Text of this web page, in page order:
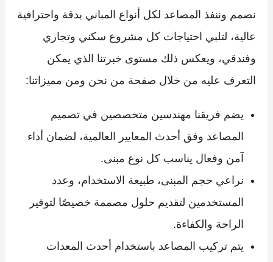
نصمم وننفذ المصاعد لكل أنواع المباني بدقة واحترافية
عالية، لتلبي احتياجات كل مشروع سكني وتجاري
وفندقي، ويعكس ذلك مستوى خبرتنا الذي يمكن
التعرف عليه من خلال صفحة من نحن ومن مميزاتنا:
يضم فريقنا مهندسين متخصصين في تصميم
المصاعد وفق أحدث المعايير العالمية، لضمان أداء
آمن وفعال يناسب كل نوع مبنى.
نراعي حجم المبنى، طبيعة الاستخدام، وعدد
المستخدمين لتقديم حلول مصممة خصيصًا لتوفير
الراحة والكفاءة.
يتم تركيب المصاعد باستخدام أحدث المعدات